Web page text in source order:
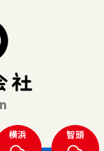
横浜 智頭